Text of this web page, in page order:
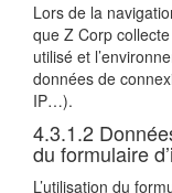
Lors de la
que Z Corp
utilisé et
données de
IP…).
4.3.1.2
du formulaire
L’utilisation du